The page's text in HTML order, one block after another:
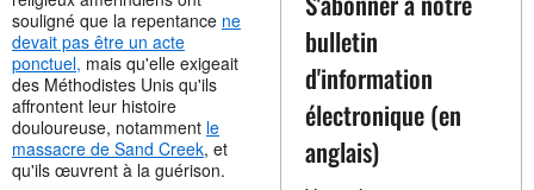
bulletin
d'information
électronique (en
anglais)
souligné que la repentance ne
devait pas être un acte
ponctuel, mais qu'elle exigeait
des Méthodistes Unis qu'ils
affrontent leur histoire
douloureuse, notamment le
massacre de Sand Creek, et
qu'ils œuvrent à la guérison.